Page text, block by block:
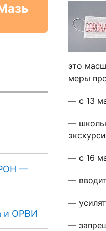
—
и ОРВИ
это
меры
— с 13
—
— с 16
—
—
—